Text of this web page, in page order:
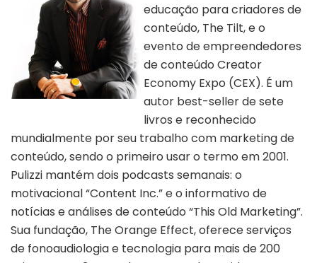
educação para criadores de
conteúdo, The Tilt, e o
evento de empreendedores
de conteúdo Creator
Economy Expo (CEX). É um
autor best-seller de sete
livros e reconhecido
mundialmente por seu trabalho com marketing de
conteúdo, sendo o primeiro usar o termo em 2001.
Pulizzi mantém dois podcasts semanais: o
motivacional “Content Inc.” e o informativo de
notícias e análises de conteúdo “This Old Marketing”.
Sua fundação, The Orange Effect, oferece serviços
de fonoaudiologia e tecnologia para mais de 200